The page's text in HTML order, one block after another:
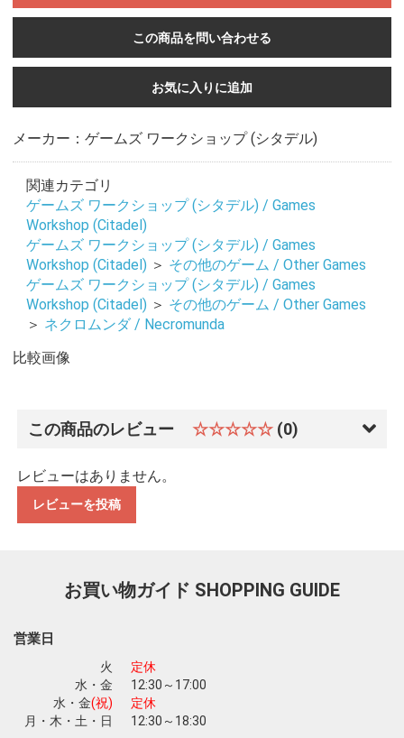
この商品を問い合わせる
お気に入りに追加
メーカー：ゲームズ ワークショップ (シタデル)
関連カテゴリ
ゲームズ ワークショップ (シタデル) / Games
Workshop (Citadel)
ゲームズ ワークショップ (シタデル) / Games
Workshop (Citadel) ＞ その他のゲーム / Other Games
ゲームズ ワークショップ (シタデル) / Games
Workshop (Citadel) ＞ その他のゲーム / Other Games
＞ ネクロムンダ / Necromunda
比較画像
この商品のレビュー ☆☆☆☆☆ (0)
レビューはありません。
レビューを投稿
お買い物ガイド SHOPPING GUIDE
営業日
火
定休
水・金
12:30～17:00
水・金(祝)
定休
月・木・土・日
12:30～18:30